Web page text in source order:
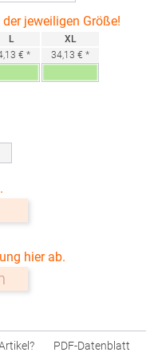
jeweiligen Größe!
L
€ *
XL
34,13 € *
hier ab.
PDF-Datenblatt